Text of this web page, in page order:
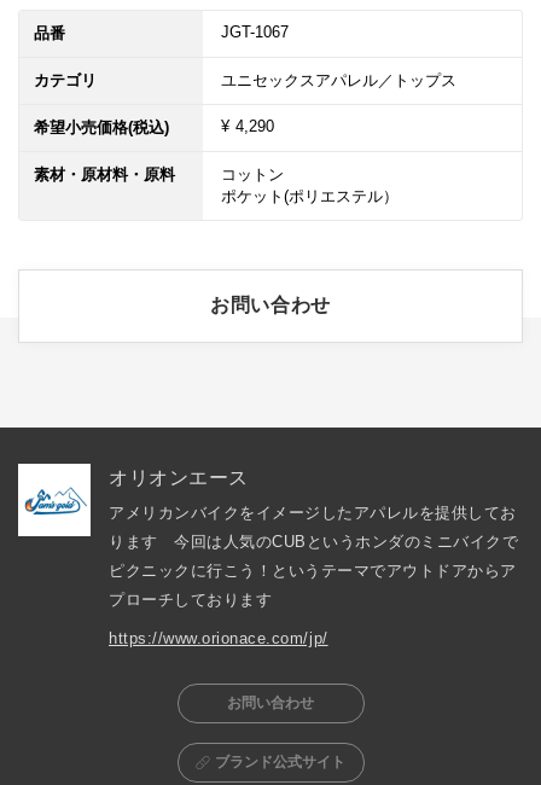
品番 JGT-1067
カテゴリ ユニセックスアパレル／トップス
希望小売価格(税込) ¥ 4,290
素材・原材料・原料
コットン
お問い合わせ
オリオンエース
アメリカンバイクをイメージしたアパレルを提供してお
ります　今回は人気のCUBというホンダのミニバイクで
ピクニックに行こう！というテーマでアウトドアからア
プローチしております
https://www.orionace.com/jp/
お問い合わせ
ブランド公式サイト